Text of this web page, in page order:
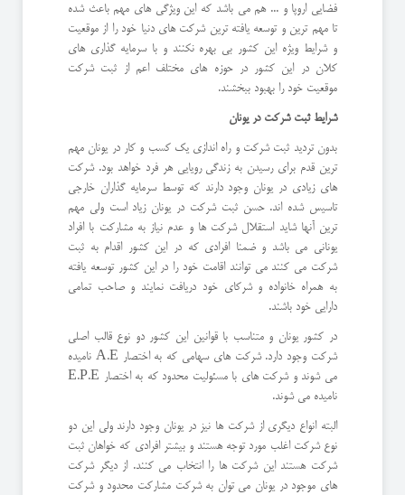
فضایی اروپا و ... هم می باشد که این ویژگی های مهم باعث شده
تا مهم ترین و توسعه یافته ترین شرکت های دنیا خود را از موقعیت
و شرایط ویژه این کشور بی بهره نکنند و با سرمایه گذاری های
کلان در این کشور در حوزه های مختلف اعم از ثبت شرکت
موقعیت خود را بهبود ببخشند.
شرایط ثبت شرکت در یونان
بدون تردید ثبت شرکت و راه اندازی یک کسب و کار در یونان مهم
ترین قدم برای رسیدن به زندگی رویایی هر فرد خواهد بود. شرکت
های زیادی در یونان وجود دارند که توسط سرمایه گذاران خارجی
تاسیس شده اند. حسن ثبت شرکت در یونان زیاد است ولی مهم
ترین آنها شاید استقلال شرکت ها و عدم نیاز به مشارکت با افراد
یونانی می باشد و ضمنا افرادی که در این کشور اقدام به ثبت
شرکت می کنند می توانند اقامت خود را در این کشور توسعه یافته
به همراه خانواده و شرکای خود دریافت نمایند و صاحب تمامی
دارایی خود باشند.
در کشور یونان و متناسب با قوانین این کشور دو نوع قالب اصلی
شرکت وجود دارد. شرکت های سهامی که به اختصار A.E نامیده
می شوند و شرکت های با مسئولیت محدود که به اختصار E.P.E
نامیده می شوند.
البته انواع دیگری از شرکت ها نیز در یونان وجود دارند ولی این دو
نوع شرکت اغلب مورد توجه هستند و بیشتر افرادی که خواهان ثبت
شرکت هستند این شرکت ها را انتخاب می کنند. از دیگر شرکت
های موجود در یونان می توان به شرکت مشارکت محدود و شرکت